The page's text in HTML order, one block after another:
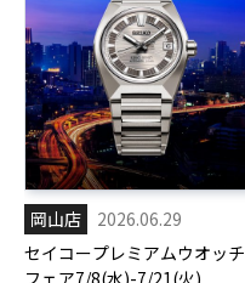
岡山店
2026.06.29
セイコープレミアムウオッチ
フェア7/8(水)-7/21(火)